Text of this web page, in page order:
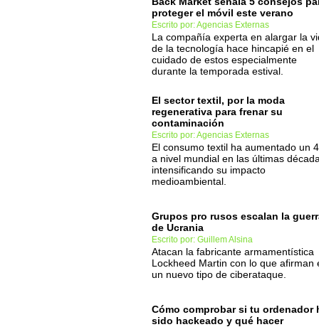
proteger el móvil este verano
Escrito por: Agencias Externas
La compañía experta en alargar la
de la tecnología hace hincapié en el
cuidado de estos especialmente
durante la temporada estival.
El sector textil, por la moda
regenerativa para frenar su
contaminación
Escrito por: Agencias Externas
El consumo textil ha aumentado un
a nivel mundial en las últimas
intensificando su impacto
medioambiental.
Grupos pro rusos escalan la
de Ucrania
Escrito por: Guillem Alsina
Atacan la fabricante armamentística
Lockheed Martin con lo que afirman
un nuevo tipo de ciberataque.
Cómo comprobar si tu ordenador
sido hackeado y qué hacer